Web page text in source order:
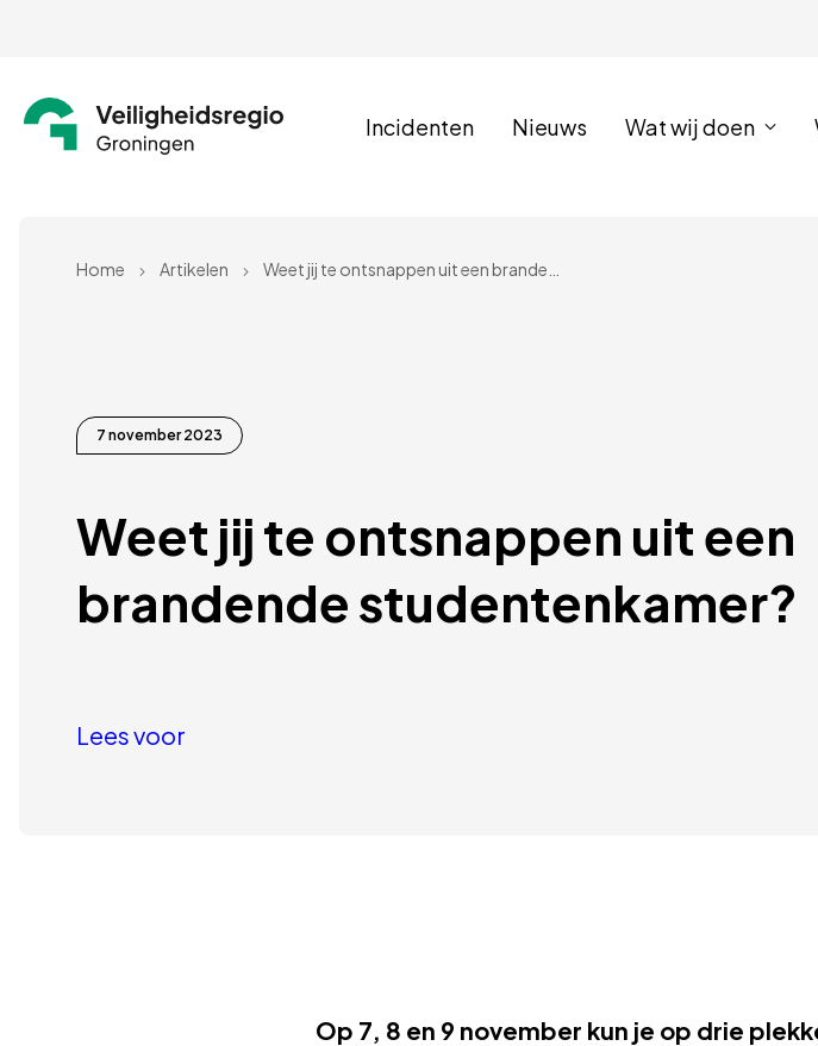
Incidenten Nieuws Wat wij doen
Home Artikelen
7 november 2023
Weet jij te ontsnappen uit een
brandende studentenkamer?
Lees voor
Op 7, 8 en 9 november kun je op drie